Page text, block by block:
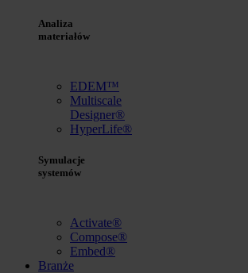
Analiza
materiałów
EDEM™
Multiscale
Designer®
HyperLife®
Symulacje
systemów
Activate®
Compose®
Embed®
Branże